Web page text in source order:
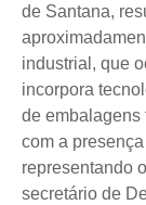
de Santana,
industrial, que
incorpora
de embalagens
com a
representando
secretário de